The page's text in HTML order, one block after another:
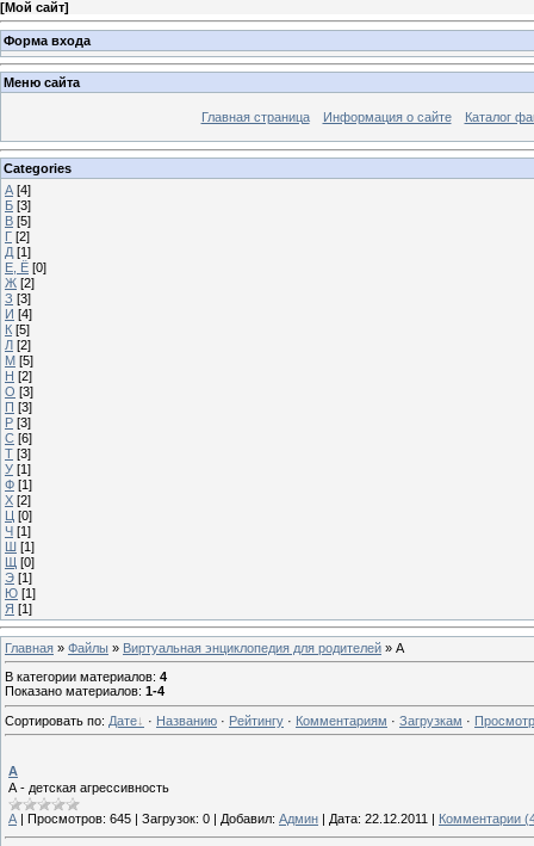
[Мой сайт]
Форма входа
Меню сайта
Главная страница Информация о сайте Каталог
Categories
А [4]
Б [3]
В [5]
Г [2]
Д [1]
Е, Ё [0]
Ж [2]
З [3]
И [4]
К [5]
Л [2]
М [5]
Н [2]
О [3]
П [3]
Р [3]
С [6]
Т [3]
У [1]
Ф [1]
Х [2]
Ц [0]
Ч [1]
Ш [1]
Щ [0]
Э [1]
Ю [1]
Я [1]
Главная » Файлы » Виртуальная энциклопедия для родителей » А
В категории материалов: 4
Показано материалов: 1-4
Сортировать по: Дате · Названию · Рейтингу · Комментариям · Загрузкам ·
А
А - детская агрессивность
А Просмотров: 645 Загрузок: 0 Добавил: Админ Дата: 22.12.2011 Комментарии